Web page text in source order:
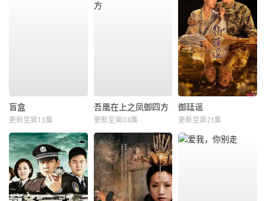
盲盒
更新至第13集
吾凰在上之凤御四方
更新至第08集
御廷谣
更新至第21集